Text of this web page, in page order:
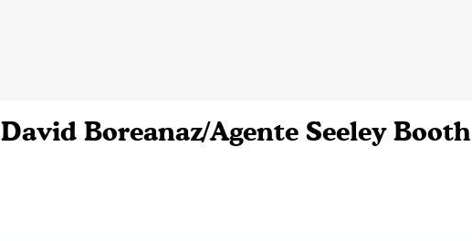
David Boreanaz/Agente Seeley Booth